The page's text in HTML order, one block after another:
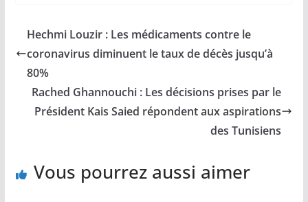
Hechmi Louzir : Les médicaments contre le
coronavirus diminuent le taux de décès jusqu’à
80%
Rached Ghannouchi : Les décisions prises par le
Président Kais Saied répondent aux aspirations
des Tunisiens
Vous pourrez aussi aimer